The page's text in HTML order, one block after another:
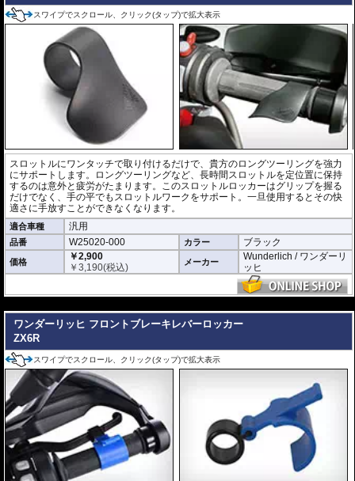
スワイプでスクロール、クリック(タップ)で拡大表示
スロットルにワンタッチで取り付けるだけで、貴方のロングツーリングを強力
にサポートします。ロングツーリングなど、長時間スロットルを定位置に保持
するのは意外と疲労がたまります。このスロットルロッカーはグリップを握る
だけでなく、手の平でもスロットルワークをサポート。一旦使用するとその快
適さに手放すことができなくなります。
適合車種 汎用
品番 W25020-000 カラー ブラック
価格
￥2,900
￥3,190(税込) メーカー
Wunderlich / ワンダーリ
ッヒ
ワンダーリッヒ フロントブレーキレバーロッカー
ZX6R
スワイプでスクロール、クリック(タップ)で拡大表示